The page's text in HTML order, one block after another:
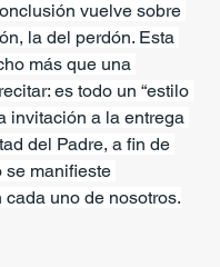
vuelve sobre
la del perdón. Esta
más que una
es todo un “estilo
invitación a la entrega
del Padre, a fin de
se manifieste
cada uno de nosotros.